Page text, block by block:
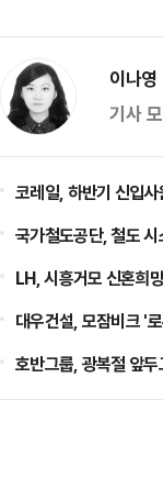
이나
기사
코레일, 하반기 신입
국가철도공단, 철도
LH, 시흥거모 신혼희
대우건설, 모잠비크 '
호반그룹, 광복절 앞